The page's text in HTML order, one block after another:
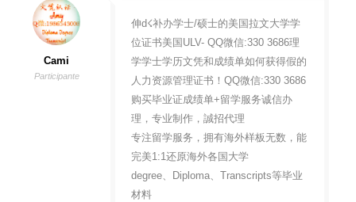
Cami
Participante
伸d☇补办学士/硕士的美国拉文大学学
位证书美国ULV- QQ微信:330 3686理
学学士学历文凭和成绩单如何获得假的
人力资源管理证书！QQ微信:330 3686
购买毕业证成绩单+留学服务诚信办
理，专业制作，誠招代理
专注留学服务，拥有海外样板无数，能
完美1:1还原海外各国大学
degree、Diploma、Transcripts等毕业
材料